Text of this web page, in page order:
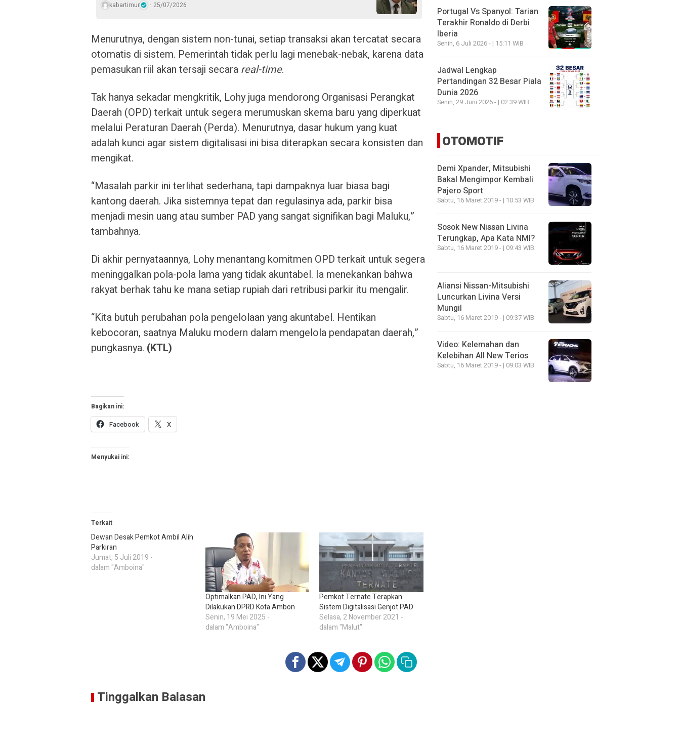
kabartimur 25/07/2026
Menurutnya, dengan sistem non-tunai, setiap transaksi akan tercatat secara
otomatis di sistem. Pemerintah tidak perlu lagi menebak-nebak, karena data
pemasukan riil akan tersaji secara real-time.
Tak hanya sekadar mengkritik, Lohy juga mendorong Organisasi Perangkat
Daerah (OPD) terkait untuk segera merumuskan skema baru yang diperkuat
melalui Peraturan Daerah (Perda). Menurutnya, dasar hukum yang kuat
adalah kunci agar sistem digitalisasi ini bisa diterapkan secara konsisten dan
mengikat.
“Masalah parkir ini terlihat sederhana, tapi dampaknya luar biasa bagi
kantong daerah. Jika sistemnya tepat dan regulasinya ada, parkir bisa
menjadi mesin uang atau sumber PAD yang sangat signifikan bagi Maluku,”
tambahnya.
Di akhir pernyataannya, Lohy menantang komitmen OPD terkait untuk segera
meninggalkan pola-pola lama yang tidak akuntabel. Ia menekankan bahwa
rakyat berhak tahu ke mana setiap rupiah dari retribusi parkir itu mengalir.
“Kita butuh perubahan pola pengelolaan yang akuntabel. Hentikan
kebocoran, saatnya Maluku modern dalam mengelola pendapatan daerah,”
pungkasnya. (KTL)
Bagikan ini:
Facebook X
Menyukai ini:
Terkait
Dewan Desak Pemkot Ambil Alih
Parkiran
Jumat, 5 Juli 2019 -
dalam "Amboina"
Optimalkan PAD, Ini Yang
Dilakukan DPRD Kota Ambon
Senin, 19 Mei 2025 -
dalam "Amboina"
Pemkot Ternate Terapkan
Sistem Digitalisasi Genjot PAD
Selasa, 2 November 2021 -
dalam "Malut"
Tinggalkan Balasan
Portugal Vs Spanyol: Tarian
Terakhir Ronaldo di Derbi
Iberia
Senin, 6 Juli 2026 - | 15:11 WIB
Jadwal Lengkap
Pertandingan 32 Besar Piala
Dunia 2026
Senin, 29 Juni 2026 - | 02:39 WIB
OTOMOTIF
Demi Xpander, Mitsubishi
Bakal Mengimpor Kembali
Pajero Sport
Sabtu, 16 Maret 2019 - | 10:53 WIB
Sosok New Nissan Livina
Terungkap, Apa Kata NMI?
Sabtu, 16 Maret 2019 - | 09:43 WIB
Aliansi Nissan-Mitsubishi
Luncurkan Livina Versi
Mungil
Sabtu, 16 Maret 2019 - | 09:37 WIB
Video: Kelemahan dan
Kelebihan All New Terios
Sabtu, 16 Maret 2019 - | 09:03 WIB